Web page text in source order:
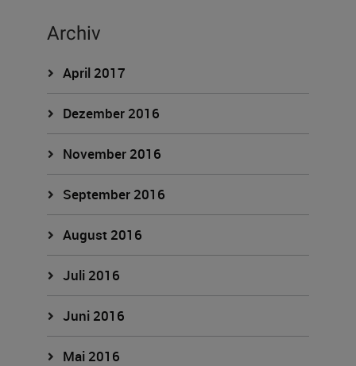
Archiv
April 2017
Dezember 2016
November 2016
September 2016
August 2016
Juli 2016
Juni 2016
Mai 2016